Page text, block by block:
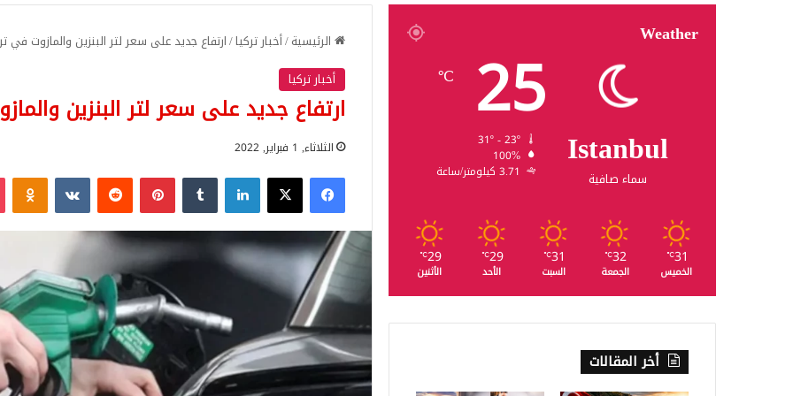
الرئيسية/أخبار تركيا/ارتفاع جديد على سعر لتر البنزين والمازوت في
أخبار تركيا
ارتفاع جديد على سعر لتر البنزين
الثلاثاء, 1 فبراير, 2022
فيسبوك‫X لينكدإن بينتيريست
Weather
Istanbul
سماء صافية
25
℃
100%
3.71 كيلومتر/ساعة
31
℃
الخميس
32
℃
الجمعة
31
℃
السبت
29
℃
الأحد
29
℃
الأثنين
أخر المقالات